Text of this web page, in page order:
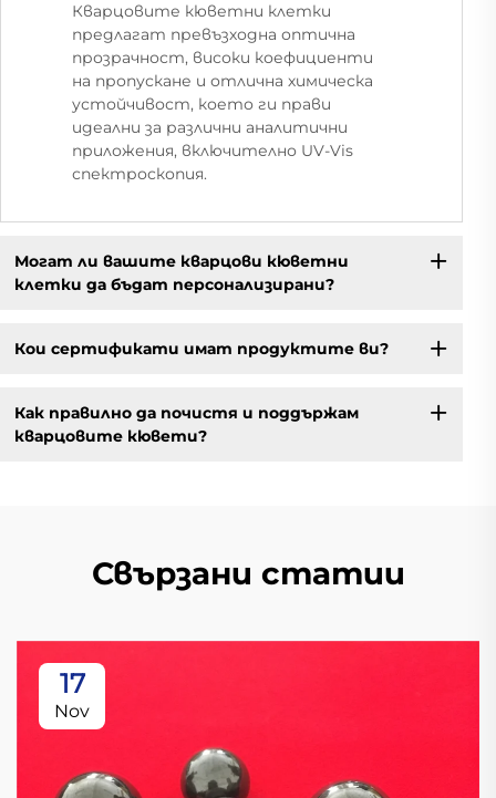
Кварцовите кюветни клетки
предлагат превъзходна оптична
прозрачност, високи коефициенти
на пропускане и отлична химическа
устойчивост, което ги прави
идеални за различни аналитични
приложения, включително UV-Vis
спектроскопия.
Могат ли вашите кварцови кюветни
клетки да бъдат персонализирани?
Кои сертификати имат продуктите ви?
Как правилно да почистя и поддържам
кварцовите кювети?
Свързани статии
17
Nov